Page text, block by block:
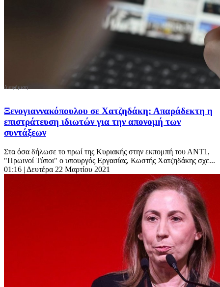
Ξενογιαννακόπουλου σε Χατζηδάκη: Απαράδεκτη η
επιστράτευση ιδιωτών για την απονομή των
συντάξεων
Στα όσα δήλωσε το πρωί της Κυριακής στην εκπομπή του ΑΝΤ1,
"Πρωινοί Τύποι" ο υπουργός Εργασίας, Κωστής Χατζηδάκης σχε...
01:16 | Δευτέρα 22 Μαρτίου 2021